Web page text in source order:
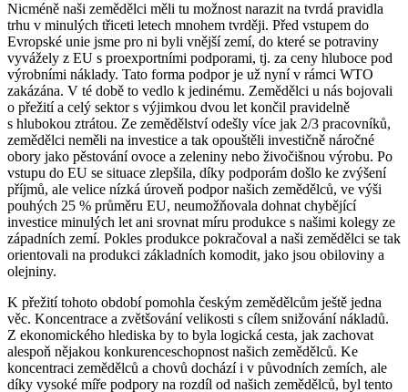
Nicméně naši zemědělci měli tu možnost narazit na tvrdá pravidla
trhu v minulých třiceti letech mnohem tvrději. Před vstupem do
Evropské unie jsme pro ni byli vnější zemí, do které se potraviny
vyvážely z EU s proexportními podporami, tj. za ceny hluboce pod
výrobními náklady. Tato forma podpor je už nyní v rámci WTO
zakázána. V té době to vedlo k jedinému. Zemědělci u nás bojovali
o přežití a celý sektor s výjimkou dvou let končil pravidelně
s hlubokou ztrátou. Ze zemědělství odešly více jak 2/3 pracovníků,
zemědělci neměli na investice a tak opouštěli investičně náročné
obory jako pěstování ovoce a zeleniny nebo živočišnou výrobu. Po
vstupu do EU se situace zlepšila, díky podporám došlo ke zvýšení
příjmů, ale velice nízká úroveň podpor našich zemědělců, ve výši
pouhých 25 % průměru EU, neumožňovala dohnat chybějící
investice minulých let ani srovnat míru produkce s našimi kolegy ze
západních zemí. Pokles produkce pokračoval a naši zemědělci se tak
orientovali na produkci základních komodit, jako jsou obiloviny a
olejniny.
K přežití tohoto období pomohla českým zemědělcům ještě jedna
věc. Koncentrace a zvětšování velikosti s cílem snižování nákladů.
Z ekonomického hlediska by to byla logická cesta, jak zachovat
alespoň nějakou konkurenceschopnost našich zemědělců. Ke
koncentraci zemědělců a chovů dochází i v původních zemích, ale
díky vysoké míře podpory na rozdíl od našich zemědělců, byl tento